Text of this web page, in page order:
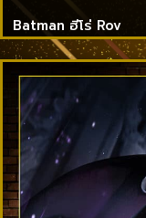
Batman ฮีโร่ Rov